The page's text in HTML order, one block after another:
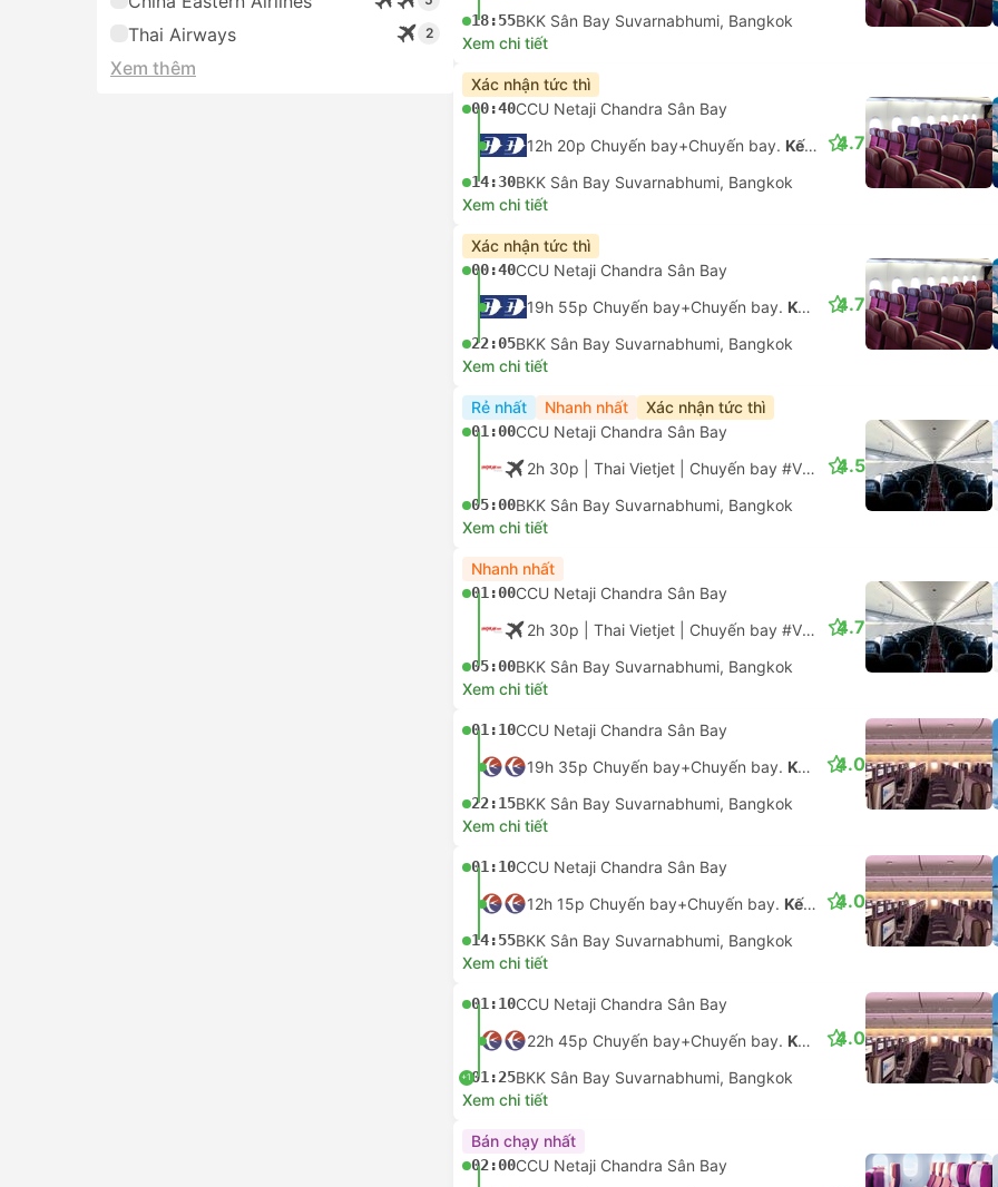
Thai Airways 2
Xem thêm
18:55BKK Sân Bay Suvarnabhumi, Bangkok
Xem chi tiết
Xác nhận tức thì
00:40CCU Netaji Chandra Sân Bay
12h 20p Chuyến bay+Chuyến bay. Kết nối không được đảm bảo
14:30BKK Sân Bay Suvarnabhumi, Bangkok
4.7
Xem chi tiết
Xác nhận tức thì
00:40CCU Netaji Chandra Sân Bay
19h 55p Chuyến bay+Chuyến bay. Kết nối không được đảm bảo
22:05BKK Sân Bay Suvarnabhumi, Bangkok
4.7
Xem chi tiết
Rẻ nhất Nhanh nhất Xác nhận tức thì
01:00CCU Netaji Chandra Sân Bay
2h 30p | Thai Vietjet Chuyến bay #VZ771 |Tiết kiệm
05:00BKK Sân Bay Suvarnabhumi, Bangkok
4.5
Xem chi tiết
Nhanh nhất
01:00CCU Netaji Chandra Sân Bay
2h 30p | Thai Vietjet Chuyến bay #VZ771 |Tiết kiệm
05:00BKK Sân Bay Suvarnabhumi, Bangkok
4.7
Xem chi tiết
01:10CCU Netaji Chandra Sân Bay
19h 35p Chuyến bay+Chuyến bay. Kết nối không được đảm bảo
22:15BKK Sân Bay Suvarnabhumi, Bangkok
4.0
Xem chi tiết
01:10CCU Netaji Chandra Sân Bay
12h 15p Chuyến bay+Chuyến bay. Kết nối không được đảm bảo
14:55BKK Sân Bay Suvarnabhumi, Bangkok
4.0
Xem chi tiết
01:10CCU Netaji Chandra Sân Bay
22h 45p Chuyến bay+Chuyến bay. Kết nối không được đảm bảo
+101:25BKK Sân Bay Suvarnabhumi, Bangkok
4.0
Xem chi tiết
Bán chạy nhất
02:00CCU Netaji Chandra Sân Bay